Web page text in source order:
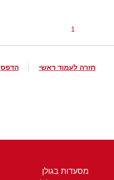
1
חזרה לעמוד ראשי הדפס
מסעדות בגולן